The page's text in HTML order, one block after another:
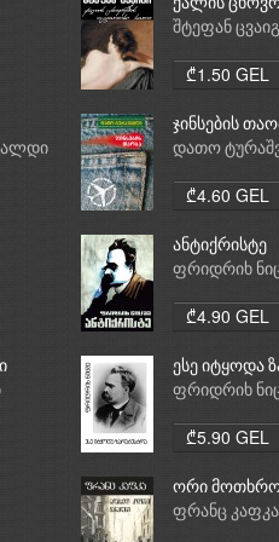
ქალის
საათი
შტეფან
₾1.50 GEL
ჯინსების
დათო
₾4.60 GEL
ანტიქრისტე
ფრიდრიხ
₾4.90 GEL
ესე იტყოდა
ფრიდრიხ
₾5.90 GEL
ორი
ფრანც კაფკა